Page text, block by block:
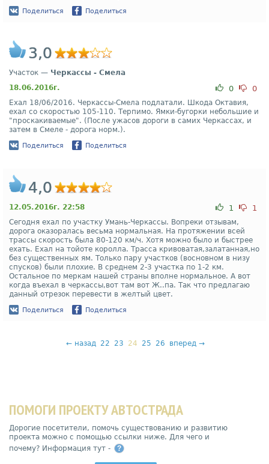
Поделиться Поделиться
3,0
Участок — Черкассы - Смела
18.06.2016г.
0 0
Ехал 18/06/2016. Черкассы-Смела подлатали. Шкода Октавия,
ехал со скоростью 105-110. Терпимо. Ямки-бугорки небольшие и
"проскакиваемые". (После ужасов дороги в самих Черкассах, и
затем в Смеле - дорога норм.).
Поделиться Поделиться
4,0
12.05.2016г. 22:58 1 1
Сегодня ехал по участку Умань-Черкассы. Вопреки отзывам,
дорога оказоралась весьма нормальная. На протяжении всей
трассы скорость была 80-120 км/ч. Хотя можно было и быстрее
ехать. Ехал на тойоте королла. Трасса кривоватая,залатанная,но
без существенных ям. Только пару участков (восновном в низу
спусков) были плохие. В среднем 2-3 участка по 1-2 км.
Остальное по меркам нашей страны вполне нормальное. А вот
когда въехал в черкассы,вот там вот Ж..па. Так что предлагаю
данный отрезок перевести в желтый цвет.
Поделиться Поделиться
← назад 22 23 24 25 26 вперед →
ПОМОГИ ПРОЕКТУ АВТОСТРАДА
Дорогие посетители, помочь существованию и развитию
проекта можно с помощью ссылки ниже. Для чего и
почему? Информация тут -
?